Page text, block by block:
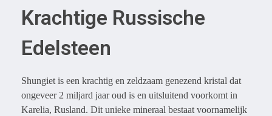
Krachtige Russische
Edelsteen
Shungiet is een krachtig en zeldzaam genezend kristal dat
ongeveer 2 miljard jaar oud is en uitsluitend voorkomt in
Karelia, Rusland. Dit unieke mineraal bestaat voornamelijk